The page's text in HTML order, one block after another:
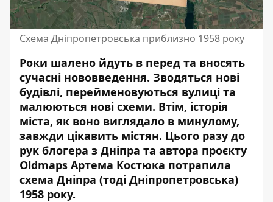
Схема Дніпропетровська приблизно 1958 року
Роки шалено йдуть в перед та вносять
сучасні нововведення. Зводяться нові
будівлі, перейменовуються вулиці та
малюються нові схеми. Втім, історія
міста, як воно виглядало в минулому,
завжди цікавить містян. Цього разу до
рук блогера з Дніпра та автора проєкту
Oldmaps Артема Костюка потрапила
схема Дніпра (тоді Дніпропетровська)
1958 року.